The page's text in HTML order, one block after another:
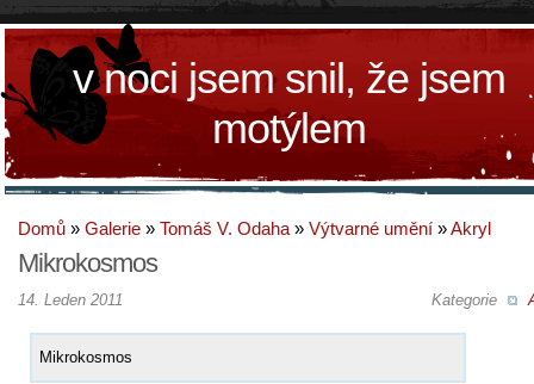
v noci jsem snil, že jsem
motýlem
Domů » Galerie » Tomáš V. Odaha » Výtvarné umění »Akryl
Mikrokosmos
Kategorie
14. Leden 2011
Mikrokosmos